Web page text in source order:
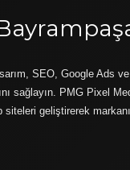
SEO, Google Ads
sağlayın. PMG Pixel
siteleri geliştirerek